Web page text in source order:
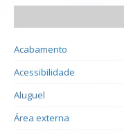
Acabamento
Acessibilidade
Aluguel
Área externa